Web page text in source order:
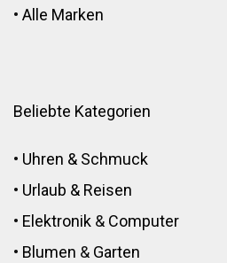
• Alle Marken
Beliebte Kategorien
• Uhren & Schmuck
• Urlaub & Reisen
• Elektronik & Computer
• Blumen & Garten